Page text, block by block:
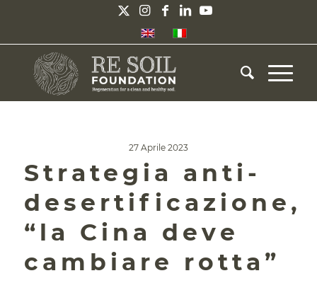
27 Aprile 2023
Strategia anti-
desertificazione,
“la Cina deve
cambiare rotta”